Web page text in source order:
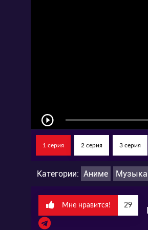
1 серия 2 серия 3 серия
Категории: Аниме Музыка
Мне нравится! 29